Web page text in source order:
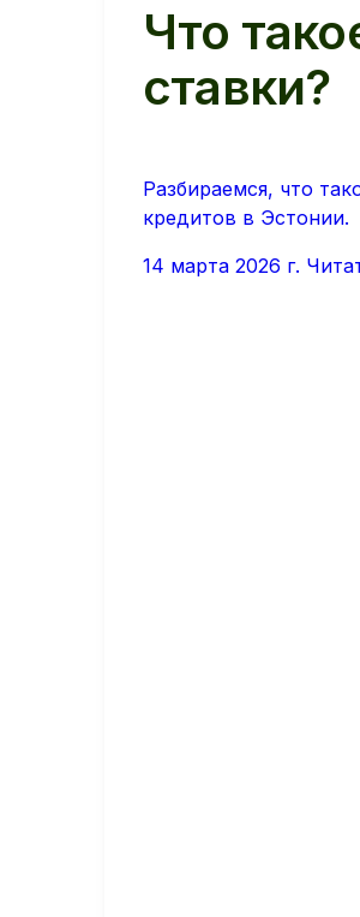
Что
ставки?
Разбираемся, что
кредитов в Эстонии.
14 марта 2026 г.